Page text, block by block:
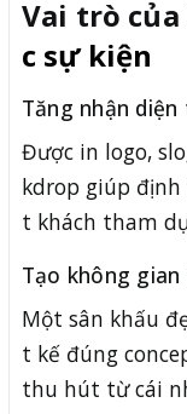
Vai trò của
c sự kiện
Tăng nhận
Được in logo,
kdrop giúp
t khách tham
Tạo không
Một sân khấu
t kế đúng
thu hút từ cái